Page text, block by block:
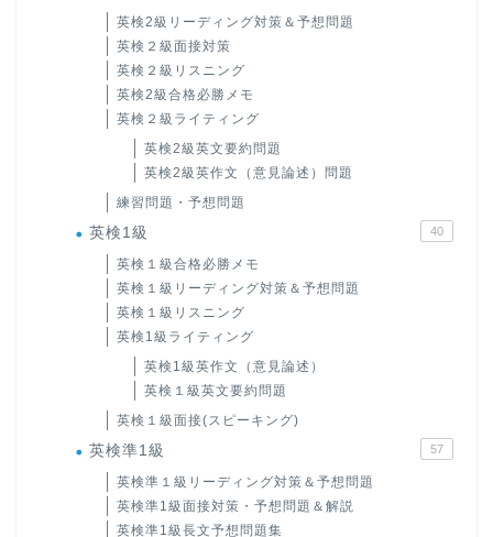
英検2級リーディング対策＆予想問題
英検２級面接対策
英検２級リスニング
英検2級合格必勝メモ
英検２級ライティング
英検2級英文要約問題
英検2級英作文（意見論述）問題
練習問題・予想問題
英検1級 40
英検１級合格必勝メモ
英検１級リーディング対策＆予想問題
英検１級リスニング
英検1級ライティング
英検1級英作文（意見論述）
英検１級英文要約問題
英検１級面接(スピーキング)
英検準1級 57
英検準１級リーディング対策＆予想問題
英検準1級面接対策・予想問題＆解説
英検準1級長文予想問題集